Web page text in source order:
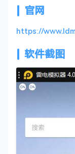
官网
https://
软件截图